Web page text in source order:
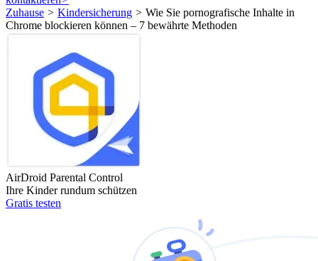
Zuhause > Kindersicherung > Wie Sie pornografische Inhalte in
Chrome blockieren können – 7 bewährte Methoden
AirDroid Parental Control
Ihre Kinder rundum schützen
Gratis testen